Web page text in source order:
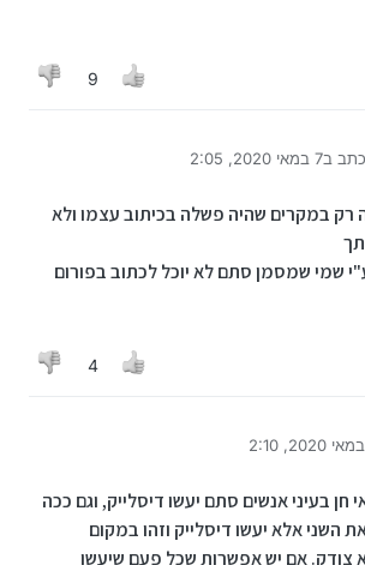
9
כתב ב7 במאי 2020, 2:05
נערך לאחרונה על ידי
רק במקרים שהיה פשלה בכיתוב עצמו ולא
שמי שמסמן סתם לא יוכל לכתוב בפורום
4
על ידי
חן בעיני אנשים סתם יעשו דיסלייק, וגם ככה
השני אלא יעשו דיסלייק וזהו במקום
צודק. אם יש אפשרות שכל פעם שיעשו